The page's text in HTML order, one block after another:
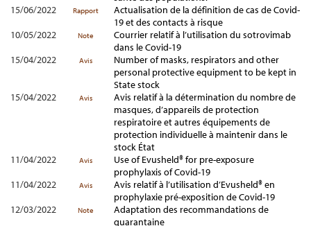
15/06/2022
Rapport
Actualisation de la définition de cas de Covid-
19 et des contacts à risque
10/05/2022
Note
Courrier relatif à l’utilisation du sotrovimab
dans le Covid-19
15/04/2022
Avis
Number of masks, respirators and other
personal protective equipment to be kept in
State stock
15/04/2022
Avis
Avis relatif à la détermination du nombre de
masques, d’appareils de protection
respiratoire et autres équipements de
protection individuelle à maintenir dans le
stock État
11/04/2022
Avis
Use of Evusheld® for pre-exposure
prophylaxis of Covid-19
11/04/2022
Avis
Avis relatif à l’utilisation d’Evusheld® en
prophylaxie pré-exposition de Covid-19
12/03/2022
Note
Adaptation des recommandations de
quarantaine